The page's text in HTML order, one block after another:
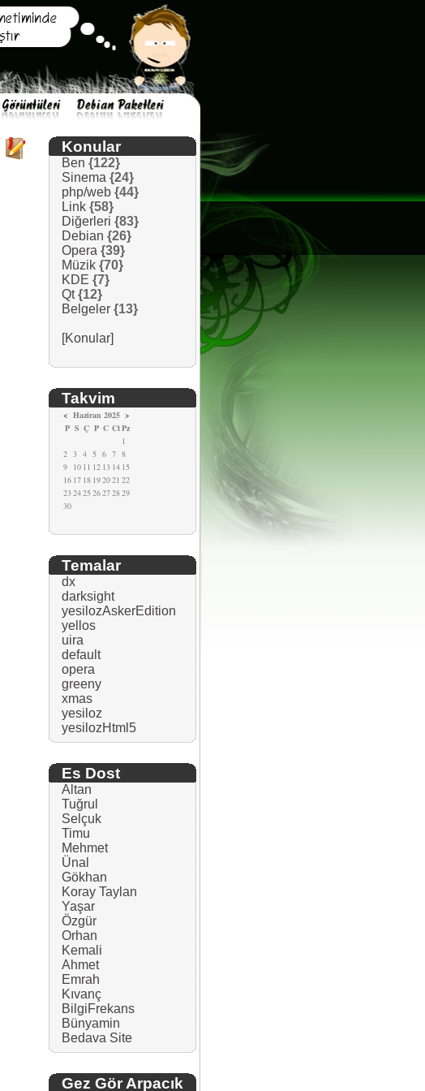
Konular
Ben {122}
Sinema {24}
php/web {44}
Link {58}
Diğerleri {83}
Debian {26}
Opera {39}
Müzik {70}
KDE {7}
Qt {12}
Belgeler {13}
[Konular]
Takvim
< Haziran 2025 >
P S Ç P C CtPz
1
2 3 4 5 6 7 8
9
10 11 12 13 14 15
16 17 18 192021 22
23242526272829
30
Temalar
dx
darksight
yesilozAskerEdition
yellos
uira
default
opera
greeny
xmas
yesiloz
yesilozHtml5
Es Dost
Altan
Tuğrul
Selçuk
Timu
Mehmet
Ünal
Gökhan
Koray Taylan
Yaşar
Özgür
Orhan
Kemali
Ahmet
Emrah
Kıvanç
BilgiFrekans
Bünyamin
Bedava Site
Gez Gör Arpacık